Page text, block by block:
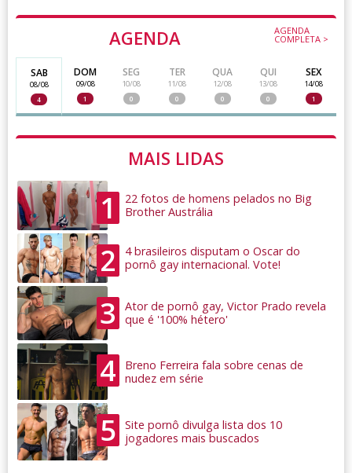
AGENDA AGENDA
COMPLETA >
SAB
08/08
4
DOM
09/08
1
SEG
10/08
0
TER
11/08
0
QUA
12/08
0
QUI
13/08
0
SEX
14/08
1
MAIS LIDAS
1
22 fotos de homens pelados no Big
Brother Austrália
2
4 brasileiros disputam o Oscar do
pornô gay internacional. Vote!
3
Ator de pornô gay, Victor Prado revela
que é '100% hétero'
4
Breno Ferreira fala sobre cenas de
nudez em série
5
Site pornô divulga lista dos 10
jogadores mais buscados